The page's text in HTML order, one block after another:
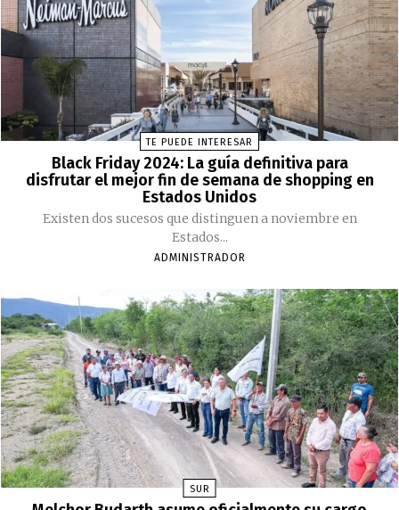
TE PUEDE INTERESAR
Black Friday 2024: La guía definitiva para
disfrutar el mejor fin de semana de shopping en
Estados Unidos
Existen dos sucesos que distinguen a noviembre en
Estados...
ADMINISTRADOR
SUR